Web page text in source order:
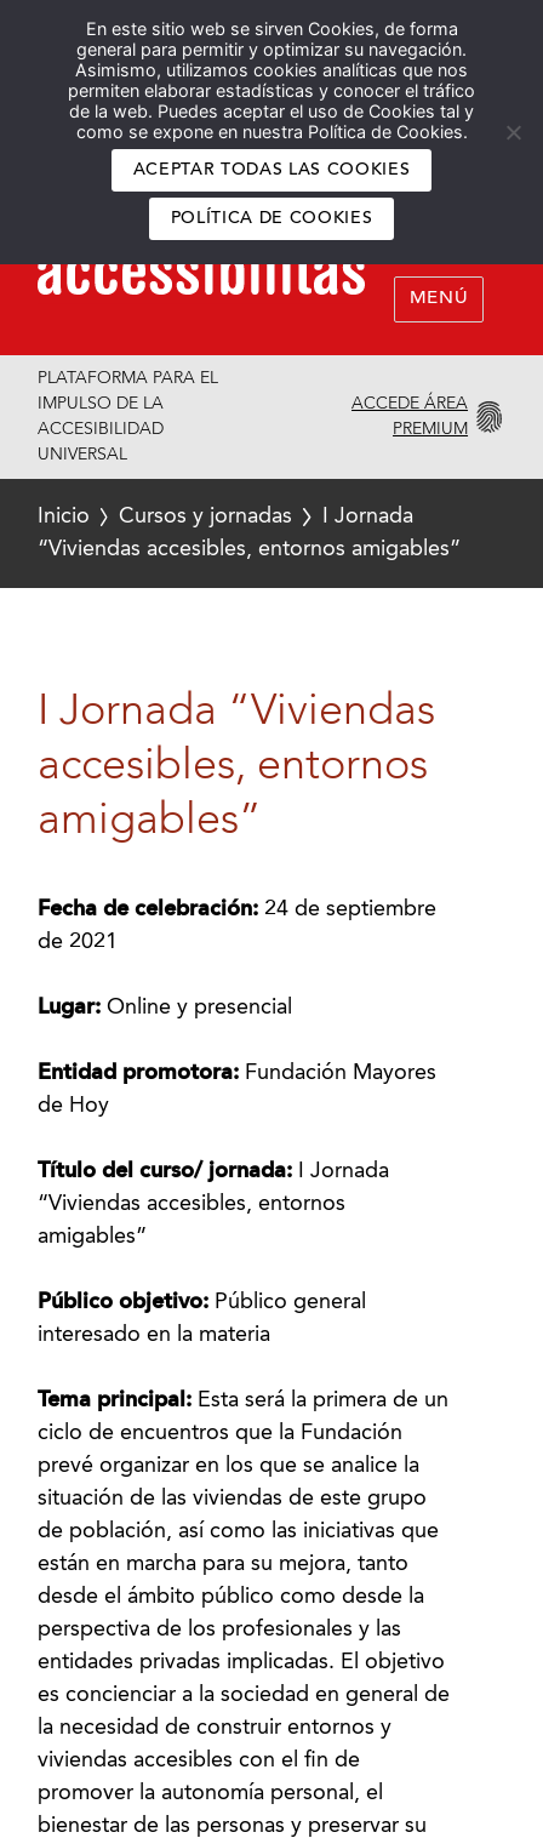
En este sitio web se sirven Cookies, de forma
general para permitir y optimizar su navegación.
Asimismo, utilizamos cookies analíticas que nos
permiten elaborar estadísticas y conocer el tráfico
de la web. Puedes aceptar el uso de Cookies tal y
como se expone en nuestra Política de Cookies.
ACEPTAR TODAS LAS COOKIES
POLÍTICA DE COOKIES
Español English
MENÚ
PLATAFORMA PARA EL
IMPULSO DE LA
ACCESIBILIDAD
UNIVERSAL
ACCEDE ÁREA
PREMIUM
Inicio Cursos y jornadas
I Jornada
“Viviendas accesibles, entornos amigables”
I Jornada “Viviendas
accesibles, entornos
amigables”
Fecha de celebración: 24 de septiembre
de 2021
Lugar:Online y presencial
Entidad promotora: Fundación Mayores
de Hoy
Título del curso/ jornada:
I Jornada
“Viviendas accesibles, entornos
amigables”
Público objetivo: Público general
interesado en la materia
Tema principal: Esta será la primera de un
ciclo de encuentros que la Fundación
prevé organizar en los que se analice la
situación de las viviendas de este grupo
de población, así como las iniciativas que
están en marcha para su mejora, tanto
desde el ámbito público como desde la
perspectiva de los profesionales y las
entidades privadas implicadas. El objetivo
es concienciar a la sociedad en general de
la necesidad de construir entornos y
viviendas accesibles con el fin de
promover la autonomía personal, el
bienestar de las personas y preservar su